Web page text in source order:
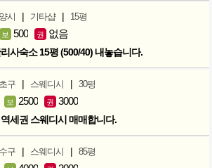
시 | 기타샵 | 15평
보 500 권 없음
사숙소 15평 (500/40) 내놓습니다.
구 | 스웨디시 | 30평
보 2500 권 3000
세권 스웨디시 매매합니다.
구 | 스웨디시 | 85평